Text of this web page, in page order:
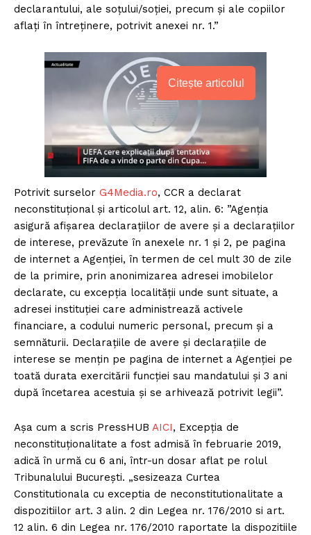
declarantului, ale soțului/soției, precum și ale copiilor
aflați în întreținere, potrivit anexei nr. 1.”
Citește articolul
Potrivit surselor G4Media.ro, CCR a declarat
neconstituțional și articolul art. 12, alin. 6: ”Agenția
asigură afișarea declarațiilor de avere și a declarațiilor
de interese, prevăzute în anexele nr. 1 și 2, pe pagina
de internet a Agenției, în termen de cel mult 30 de zile
de la primire, prin anonimizarea adresei imobilelor
declarate, cu excepția localității unde sunt situate, a
adresei instituției care administrează activele
financiare, a codului numeric personal, precum și a
semnăturii. Declarațiile de avere și declarațiile de
interese se mențin pe pagina de internet a Agenției pe
toată durata exercitării funcției sau mandatului și 3 ani
după încetarea acestuia și se arhivează potrivit legii”.
Așa cum a scris PressHUB AICI, Excepția de
neconstituționalitate a fost admisă în februarie 2019,
adică în urmă cu 6 ani, într-un dosar aflat pe rolul
Tribunalului București. „sesizeaza Curtea
Constitutionala cu exceptia de neconstitutionalitate a
dispozitiilor art. 3 alin. 2 din Legea nr. 176/2010 si art.
12 alin. 6 din Legea nr. 176/2010 raportate la dispozitiile